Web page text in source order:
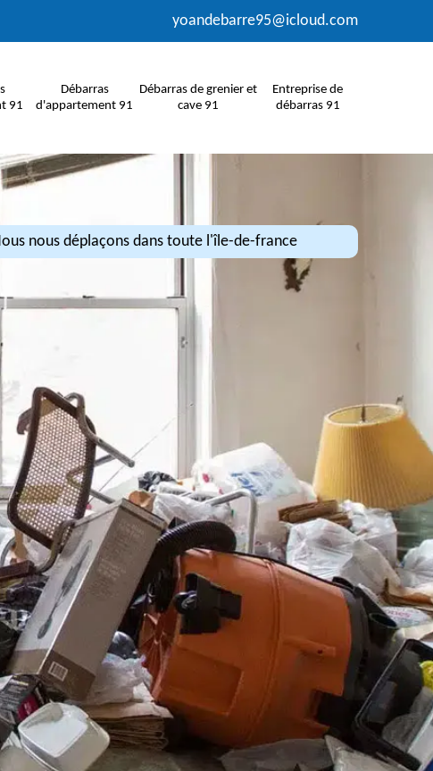
yoandebarre95@icloud.com
91
Débarras
d'appartement 91
Débarras de grenier et
cave 91
Entreprise de
débarras 91
nous déplaçons dans toute l'île-de-france